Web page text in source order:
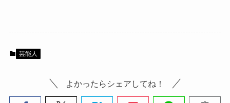
芸能人
よかったらシェアしてね！